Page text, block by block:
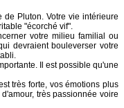
Pluton. Votre vie intérieure
"écorché vif".
votre milieu familial ou
devraient bouleverser votre
Il est possible qu'une
très forte, vos émotions plus
très passionnée voire